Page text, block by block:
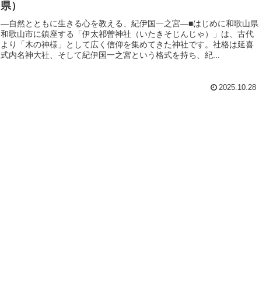
県）
―自然とともに生きる心を教える、紀伊国一之宮―■はじめに和歌山県
和歌山市に鎮座する「伊太祁曽神社（いたきそじんじゃ）」は、古代
より「木の神様」として広く信仰を集めてきた神社です。社格は延喜
式内名神大社、そして紀伊国一之宮という格式を持ち、紀...
2025.10.28